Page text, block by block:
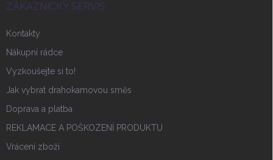
ZÁKAZNICKÝ SERVIS
Kontakty
Nákupní rádce
Vyzkoušejte si to!
Jak vybrat drahokamovou směs
Doprava a platba
REKLAMACE A POŠKOZENÍ PRODUKTU
Vrácení zboží